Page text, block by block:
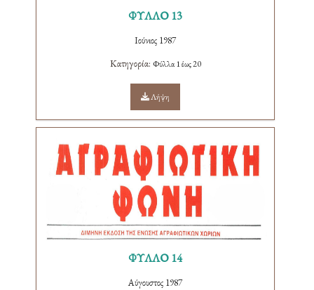
ΦΥΛΛΟ 13
Ιούνιος 1987
Κατηγορία: Φύλλα 1 έως 20
Λήψη
ΦΥΛΛΟ 14
Αύγουστος 1987